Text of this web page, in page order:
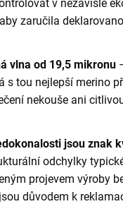
v nezávislé
zaručila
vlna od 19,5 mikronu
s tou nejlepší merino
nekouše ani
jsou znak
odchylky
projevem výroby
důvodem k